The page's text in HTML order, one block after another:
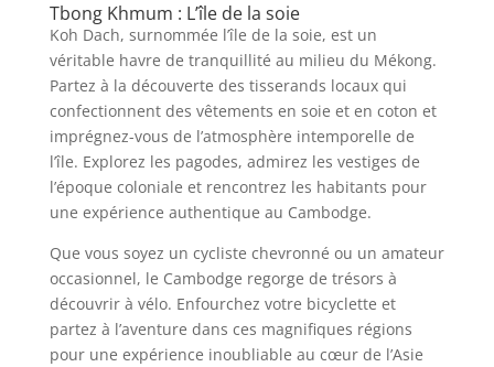
Tbong Khmum : L’île de la soie
Koh Dach, surnommée l’île de la soie, est un
véritable havre de tranquillité au milieu du Mékong.
Partez à la découverte des tisserands locaux qui
confectionnent des vêtements en soie et en coton et
imprégnez-vous de l’atmosphère intemporelle de
l’île. Explorez les pagodes, admirez les vestiges de
l’époque coloniale et rencontrez les habitants pour
une expérience authentique au Cambodge.
Que vous soyez un cycliste chevronné ou un amateur
occasionnel, le Cambodge regorge de trésors à
découvrir à vélo. Enfourchez votre bicyclette et
partez à l’aventure dans ces magnifiques régions
pour une expérience inoubliable au cœur de l’Asie